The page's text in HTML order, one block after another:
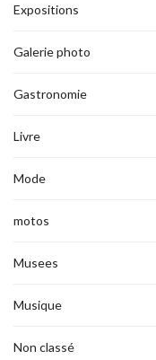
Expositions
Galerie photo
Gastronomie
Livre
Mode
motos
Musees
Musique
Non classé